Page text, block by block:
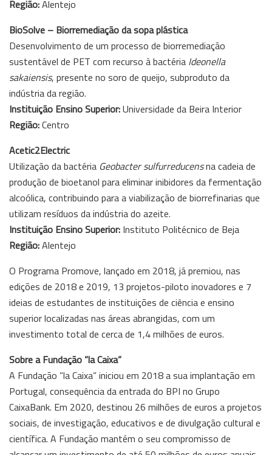
Região:Alentejo
BioSolve – Biorremediação da sopa plástica
Desenvolvimento de um processo de biorremediação
sustentável de PET com recurso à bactéria Ideonella
sakaiensis, presente no soro de queijo, subproduto da
indústria da região.
Instituição Ensino Superior:Universidade da Beira Interior
Região:Centro
Acetic2Electric
Utilização da bactéria Geobacter sulfurreducensna cadeia de
produção de bioetanol para eliminar inibidores da fermentação
alcoólica, contribuindo para a viabilização de biorrefinarias que
utilizam resíduos da indústria do azeite.
Instituição Ensino Superior: Instituto Politécnico de Beja
Região:Alentejo
O Programa Promove, lançado em 2018, já premiou, nas
edições de 2018 e 2019, 13 projetos-piloto inovadores e 7
ideias de estudantes de instituições de ciência e ensino
superior localizadas nas áreas abrangidas, com um
investimento total de cerca de 1,4 milhões de euros.
Sobre a Fundação ”la Caixa”
A Fundação ”la Caixa” iniciou em 2018 a sua implantação em
Portugal, consequência da entrada do BPI no Grupo
CaixaBank. Em 2020, destinou 26 milhões de euros a projetos
sociais, de investigação, educativos e de divulgação cultural e
científica. A Fundação mantém o seu compromisso de